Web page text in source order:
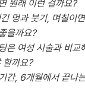
원래 이런 걸까요?
멍과 붓기, 며칠이
을까요?
은 여성 시술과 비교
할까요?
간, 6개월에서 끝나